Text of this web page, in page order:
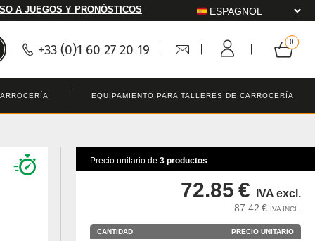
A JUEGOS Y PRONÓSTICOS
+33 (0)1 60 27 20 19
EQUIPAMIENTO PARA TALLERES DE CARROCERÍA
Precio unitario de 3 productos
CANTIDAD PRECIO UNITARIO
72.85 € IVA excl.
87.42 € IVA INCL.